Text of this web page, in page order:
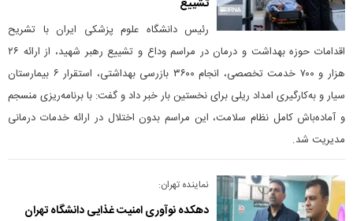
تشییع
رئیس دانشگاه علوم پزشکی ایران با تشریح
اقدامات حوزه بهداشت و درمان در مراسم وداع و تشییع رهبر شهید، از ارائه ۲۶
هزار و ۷۰۰ خدمت تخصصی، انجام ۳۶۰۰ بازرسی بهداشتی، استقرار ۶ بیمارستان
سیار و به‌کارگیری امداد ریلی برای نخستین بار خبر داد و گفت: با برنامه‌ریزی منسجم
و آماده‌باش کامل نظام سلامت، این مراسم بدون اختلال در ارائه خدمات درمانی
مدیریت شد.
نماینده تهران:
دهکده نوآوری امنیت غذایی دانشگاه تهران